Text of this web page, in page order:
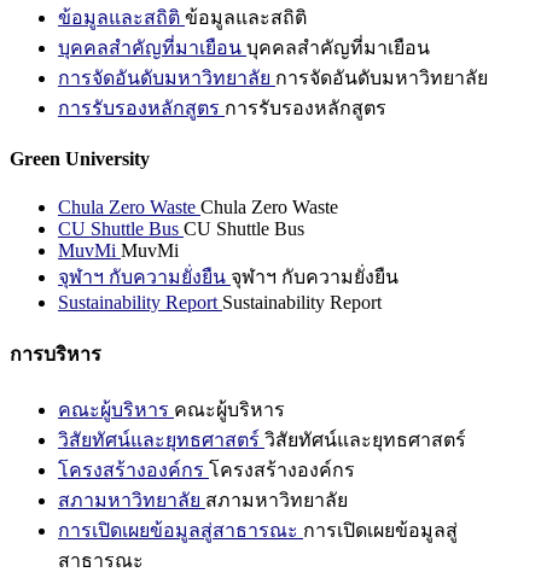
ข้อมูลและสถิติ ข้อมูลและสถิติ
บุคคลสำคัญที่มาเยือน บุคคลสำคัญที่มาเยือน
การจัดอันดับมหาวิทยาลัย การจัดอันดับมหาวิทยาลัย
การรับรองหลักสูตร การรับรองหลักสูตร
Green University
Chula Zero Waste Chula Zero Waste
CU Shuttle Bus CU Shuttle Bus
MuvMi MuvMi
จุฬาฯ กับความยั่งยืน จุฬาฯ กับความยั่งยืน
Sustainability Report Sustainability Report
การบริหาร
คณะผู้บริหาร คณะผู้บริหาร
วิสัยทัศน์และยุทธศาสตร์ วิสัยทัศน์และยุทธศาสตร์
โครงสร้างองค์กร โครงสร้างองค์กร
สภามหาวิทยาลัย สภามหาวิทยาลัย
การเปิดเผยข้อมูลสู่สาธารณะ การเปิดเผยข้อมูลสู่
สาธารณะ